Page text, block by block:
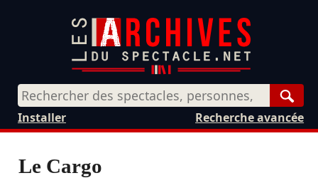
Recherche avancée
Installer
Le Cargo